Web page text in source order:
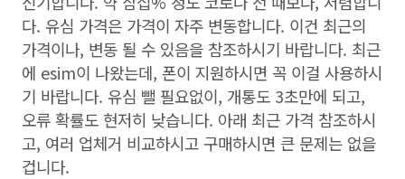
다. 유심 가격은 가격이 자주 변동합니다. 이건 최근의
가격이나, 변동 될 수 있음을 참조하시기 바랍니다. 최근
에 esim이 나왔는데, 폰이 지원하시면 꼭 이걸 사용하시
기 바랍니다. 유심 뺄 필요없이, 개통도 3초만에 되고,
오류 확률도 현저히 낮습니다. 아래 최근 가격 참조하시
고, 여러 업체거 비교하시고 구매하시면 큰 문제는 없을
겁니다.